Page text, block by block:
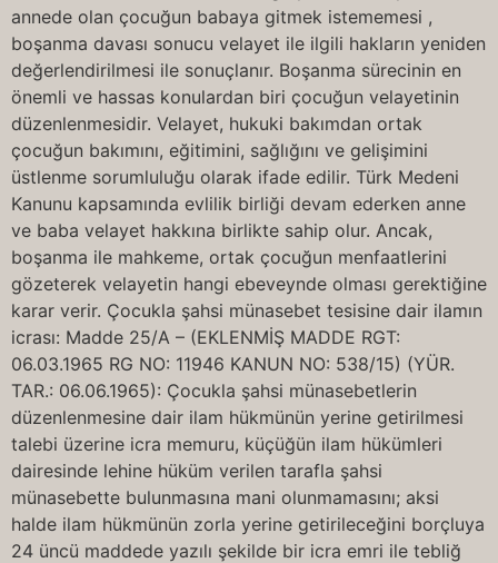
annede olan çocuğun babaya gitmek istememesi ,
boşanma davası sonucu velayet ile ilgili hakların yeniden
değerlendirilmesi ile sonuçlanır. Boşanma sürecinin en
önemli ve hassas konulardan biri çocuğun velayetinin
düzenlenmesidir. Velayet, hukuki bakımdan ortak
çocuğun bakımını, eğitimini, sağlığını ve gelişimini
üstlenme sorumluluğu olarak ifade edilir. Türk Medeni
Kanunu kapsamında evlilik birliği devam ederken anne
ve baba velayet hakkına birlikte sahip olur. Ancak,
boşanma ile mahkeme, ortak çocuğun menfaatlerini
gözeterek velayetin hangi ebeveynde olması gerektiğine
karar verir. Çocukla şahsi münasebet tesisine dair ilamın
icrası: Madde 25/A – (EKLENMİŞ MADDE RGT:
06.03.1965 RG NO: 11946 KANUN NO: 538/15) (YÜR.
TAR.: 06.06.1965): Çocukla şahsi münasebetlerin
düzenlenmesine dair ilam hükmünün yerine getirilmesi
talebi üzerine icra memuru, küçüğün ilam hükümleri
dairesinde lehine hüküm verilen tarafla şahsi
münasebette bulunmasına mani olunmamasını; aksi
halde ilam hükmünün zorla yerine getirileceğini borçluya
24 üncü maddede yazılı şekilde bir icra emri ile tebliğ